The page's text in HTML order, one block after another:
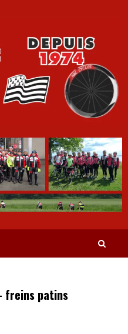
freins patins